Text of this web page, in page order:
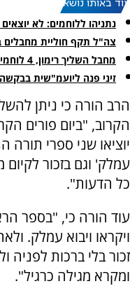
עוד באותו נושא:
נתניהו ללוחמים: לא
צה"ל תקף חוליית מחבלים
מחבל השליך רימון, 4 לוחמים נפצעו
זיני פנה ליועמ"שית בבקשה
הרב הורה כי ניתן
הקרוב, "ביום פורים
יוציאו שני ספרי תורה
עמלק' וגם בזכור
כל הדעות".
עוד הורה כי, "בספר
ויקראו ויבוא עמלק.
זכור בלי ברכות לפניה
ומקרא מגילה כרגיל".